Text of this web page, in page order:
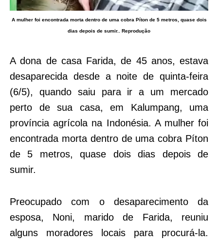
A mulher foi encontrada morta dentro de uma cobra Píton de 5 metros, quase dois
dias depois de sumir.. Reprodução
A dona de casa Farida, de 45 anos, estava
desaparecida desde a noite de quinta-feira
(6/5), quando saiu para ir a um mercado
perto de sua casa, em Kalumpang, uma
província agrícola na Indonésia. A mulher foi
encontrada morta dentro de uma cobra Píton
de 5 metros, quase dois dias depois de
sumir.
Preocupado com o desaparecimento da
esposa, Noni, marido de Farida, reuniu
alguns moradores locais para procurá-la.